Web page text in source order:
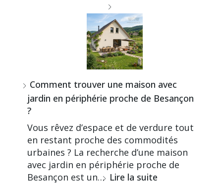
Comment trouver une maison avec
jardin en périphérie proche de Besançon
?
Vous rêvez d’espace et de verdure tout
en restant proche des commodités
urbaines ? La recherche d’une maison
avec jardin en périphérie proche de
Besançon est un… Lire la suite